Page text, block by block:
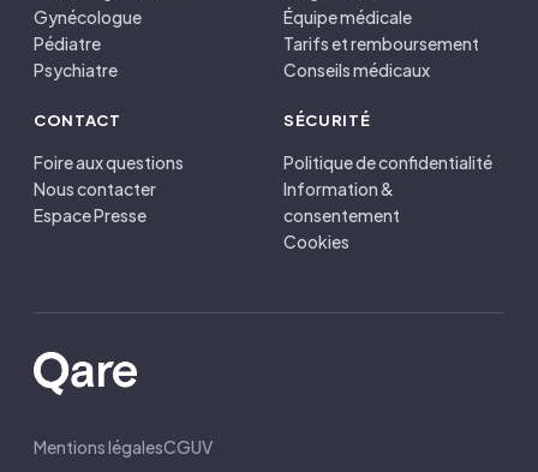
Gynécologue
Pédiatre
Psychiatre
Équipe médicale
Tarifs et remboursement
Conseils médicaux
CONTACT
Foire aux questions
Nous contacter
Espace Presse
SÉCURITÉ
Politique de confidentialité
Information &
consentement
Cookies
Mentions légalesCGUV